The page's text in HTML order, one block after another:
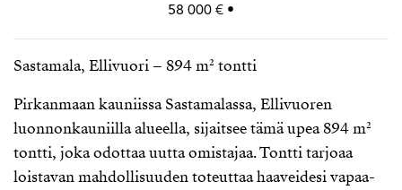
58 000 € •
Sastamala, Ellivuori – 894 m² tontti
Pirkanmaan kauniissa Sastamalassa, Ellivuoren
luonnonkauniilla alueella, sijaitsee tämä upea 894 m²
tontti, joka odottaa uutta omistajaa. Tontti tarjoaa
loistavan mahdollisuuden toteuttaa haaveidesi vapaa-